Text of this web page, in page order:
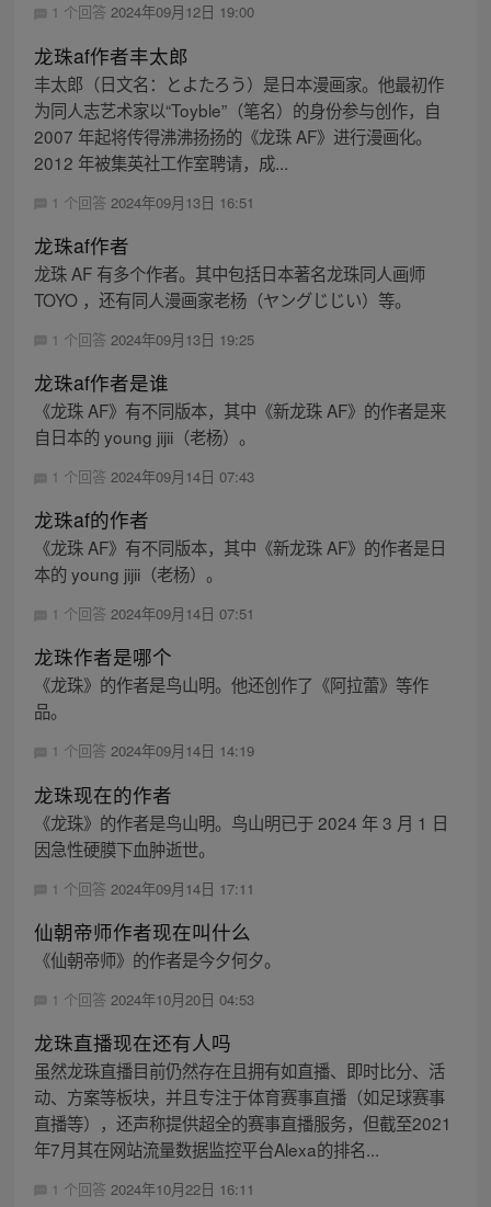
1 个回答 2024年09月12日 19:00
龙珠af作者丰太郎
丰太郎（日文名：とよたろう）是日本漫画家。他最初作
为同人志艺术家以“Toyble”（笔名）的身份参与创作，自
2007 年起将传得沸沸扬扬的《龙珠 AF》进行漫画化。
2012 年被集英社工作室聘请，成...
1 个回答 2024年09月13日 16:51
龙珠af作者
龙珠 AF 有多个作者。其中包括日本著名龙珠同人画师
TOYO ，还有同人漫画家老杨（ヤングじじい）等。
1 个回答 2024年09月13日 19:25
龙珠af作者是谁
《龙珠 AF》有不同版本，其中《新龙珠 AF》的作者是来
自日本的 young jijii（老杨）。
1 个回答 2024年09月14日 07:43
龙珠af的作者
《龙珠 AF》有不同版本，其中《新龙珠 AF》的作者是日
本的 young jijii（老杨）。
1 个回答 2024年09月14日 07:51
龙珠作者是哪个
《龙珠》的作者是鸟山明。他还创作了《阿拉蕾》等作
品。
1 个回答 2024年09月14日 14:19
龙珠现在的作者
《龙珠》的作者是鸟山明。鸟山明已于 2024 年 3 月 1 日
因急性硬膜下血肿逝世。
1 个回答 2024年09月14日 17:11
仙朝帝师作者现在叫什么
《仙朝帝师》的作者是今夕何夕。
1 个回答 2024年10月20日 04:53
龙珠直播现在还有人吗
虽然龙珠直播目前仍然存在且拥有如直播、即时比分、活
动、方案等板块，并且专注于体育赛事直播（如足球赛事
直播等），还声称提供超全的赛事直播服务，但截至2021
年7月其在网站流量数据监控平台Alexa的排名...
1 个回答 2024年10月22日 16:11